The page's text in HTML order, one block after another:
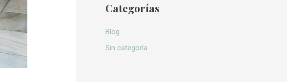
Categorías
Blog
Sin categoría